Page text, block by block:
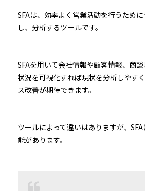
SFAは、効率よく営業活動を行うため
し、分析するツールです。
SFAを用いて会社情報や顧客情報、商談
状況を可視化すれば現状を分析しやす
ス改善が期待できます。
ツールによって違いはありますが、
能があります。